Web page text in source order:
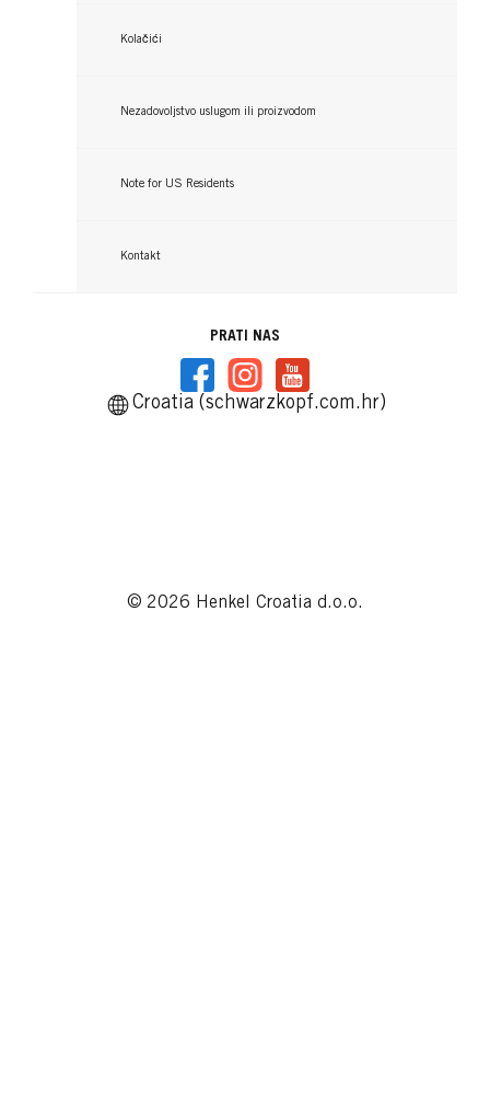
CREME SUPREME
boja za kosu
10-55 Platinasto srebrno plava boja za
Kolačići
Nezadovoljstvo uslugom ili proizvodom
Note for US Residents
Kontakt
PRATI NAS
Croatia (schwarzkopf.com.hr)
© 2026 Henkel Croatia d.o.o.